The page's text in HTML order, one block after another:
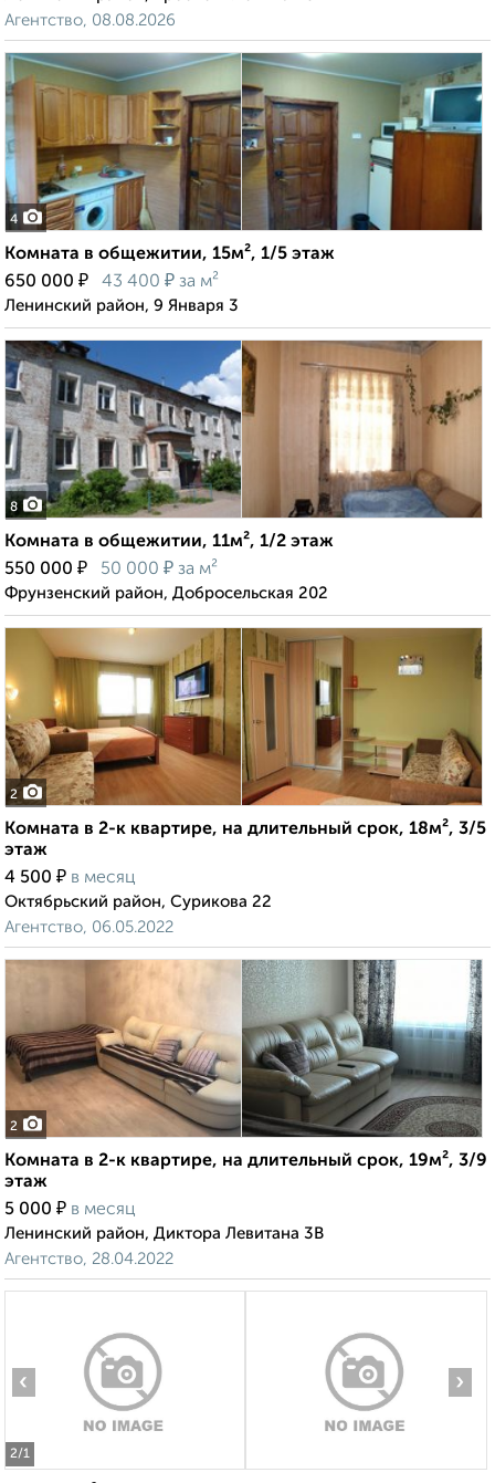
Агентство, 08.08.2026
4
Комната в общежитии, 15м², 1/5 этаж
650 000 ₽ 43 400 ₽ за м²
Ленинский район, 9 Января 3
8
Комната в общежитии, 11м², 1/2 этаж
550 000 ₽ 50 000 ₽ за м²
Фрунзенский район, Добросельская 202
2
Комната в 2-к квартире, на длительный срок, 18м², 3/5
этаж
4 500 ₽ в месяц
Октябрьский район, Сурикова 22
Агентство, 06.05.2022
2
Комната в 2-к квартире, на длительный срок, 19м², 3/9
этаж
5 000 ₽ в месяц
Ленинский район, Диктора Левитана 3В
Агентство, 28.04.2022
2/1
‹ ›